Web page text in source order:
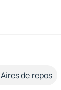
Aires de repos